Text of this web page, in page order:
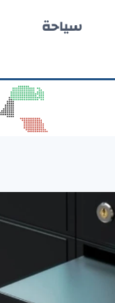
سياحة